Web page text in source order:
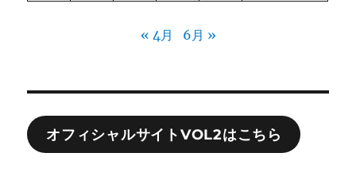
« 4月 6月 »
オフィシャルサイトVOL2はこちら